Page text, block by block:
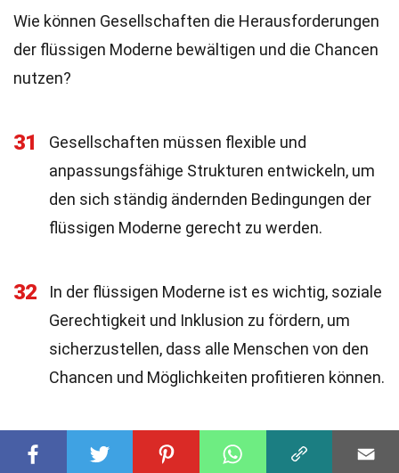
Wie können Gesellschaften die Herausforderungen
der flüssigen Moderne bewältigen und die Chancen
nutzen?
31
Gesellschaften müssen flexible und
anpassungsfähige Strukturen entwickeln, um
den sich ständig ändernden Bedingungen der
flüssigen Moderne gerecht zu werden.
32
In der flüssigen Moderne ist es wichtig, soziale
Gerechtigkeit und Inklusion zu fördern, um
sicherzustellen, dass alle Menschen von den
Chancen und Möglichkeiten profitieren können.
33
Bildungssysteme müssen in der flüssigen